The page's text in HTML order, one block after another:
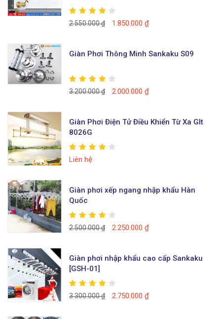
2.550.000₫ 1.850.000 ₫
Giàn Phơi Thông Minh Sankaku S09
3.200.000₫ 2.000.000 ₫
Giàn Phơi Điện Tử Điều Khiển Từ Xa Glt
8026G
Liên hệ
Giàn phơi xếp ngang nhập khẩu Hàn
Quốc
2.500.000₫ 2.250.000 ₫
Giàn phơi nhập khẩu cao cấp Sankaku
[GSH-01]
3.300.000₫ 2.750.000 ₫